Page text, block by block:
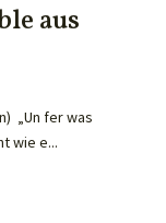
aus
„Un fer was
wie e...